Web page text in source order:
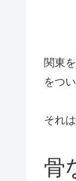
関東
をつ
それは
骨